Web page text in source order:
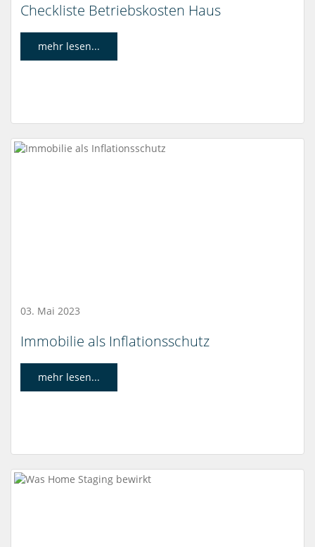
Checkliste Betriebskosten Haus
mehr lesen...
03. Mai 2023
Immobilie als Inflationsschutz
mehr lesen...